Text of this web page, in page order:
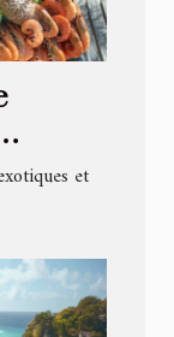
sur la
et